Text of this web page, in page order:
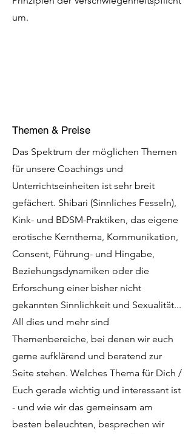
um.
Themen & Preise
Das Spektrum der möglichen Themen
für unsere Coachings und
Unterrichtseinheiten ist sehr breit
gefächert. Shibari (Sinnliches Fesseln),
Kink- und BDSM-Praktiken, das eigene
erotische Kernthema, Kommunikation,
Consent, Führung- und Hingabe,
Beziehungsdynamiken oder die
Erforschung einer bisher nicht
gekannten Sinnlichkeit und Sexualität...
All dies und mehr sind
Themenbereiche, bei denen wir euch
gerne aufklärend und beratend zur
Seite stehen. Welches Thema für Dich /
Euch gerade wichtig und interessant ist
- und wie wir das gemeinsam am
besten beleuchten, besprechen wir